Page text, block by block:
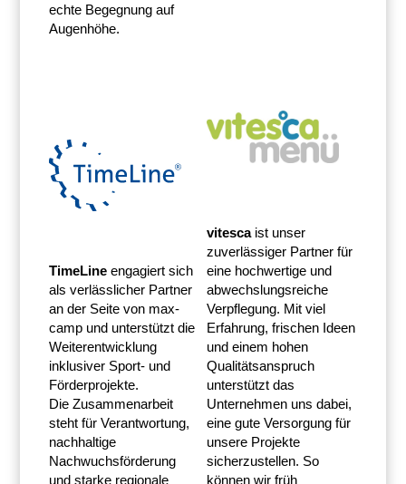
echte Begegnung auf
Augenhöhe.
TimeLineengagiert sich
als verlässlicher Partner
an der Seite von max-
camp und unterstützt die
Weiterentwicklung
inklusiver Sport- und
Förderprojekte.
Die Zusammenarbeit
steht für Verantwortung,
nachhaltige
Nachwuchsförderung
und starke regionale
vitescaist unser
zuverlässiger Partner für
eine hochwertige und
abwechslungsreiche
Verpflegung. Mit viel
Erfahrung, frischen Ideen
und einem hohen
Qualitätsanspruch
unterstützt das
Unternehmen uns dabei,
eine gute Versorgung für
unsere Projekte
sicherzustellen. So
können wir früh